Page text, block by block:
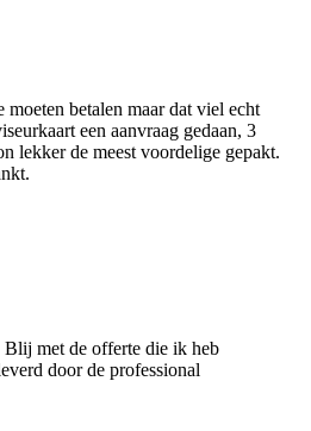
betalen maar dat viel echt
een aanvraag gedaan, 3
lekker de meest voordelige gepakt.
met de offerte die ik heb
door de professional